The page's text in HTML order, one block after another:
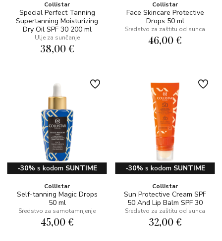
Collistar
Special Perfect Tanning
Supertanning Moisturizing
Dry Oil SPF 30 200 ml
Ulje za sunčanje
38,00 €
Collistar
Face Skincare Protective
Drops 50 ml
Sredstvo za zaštitu od sunca
46,00 €
-30% s kodom SUNTIME
Collistar
Self-tanning Magic Drops
50 ml
Sredstvo za samotamnjenje
45,00 €
-30% s kodom SUNTIME
Collistar
Sun Protective Cream SPF
50 And Lip Balm SPF 30
Sredstvo za zaštitu od sunca
32,00 €